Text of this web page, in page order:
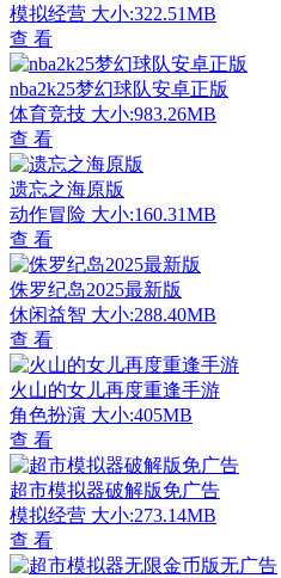
模拟经营 大小:322.51MB
查 看
nba2k25梦幻球队安卓正版
体育竞技 大小:983.26MB
查 看
遗忘之海原版
动作冒险 大小:160.31MB
查 看
侏罗纪岛2025最新版
休闲益智 大小:288.40MB
查 看
火山的女儿再度重逢手游
角色扮演 大小:405MB
查 看
超市模拟器破解版免广告
模拟经营 大小:273.14MB
查 看